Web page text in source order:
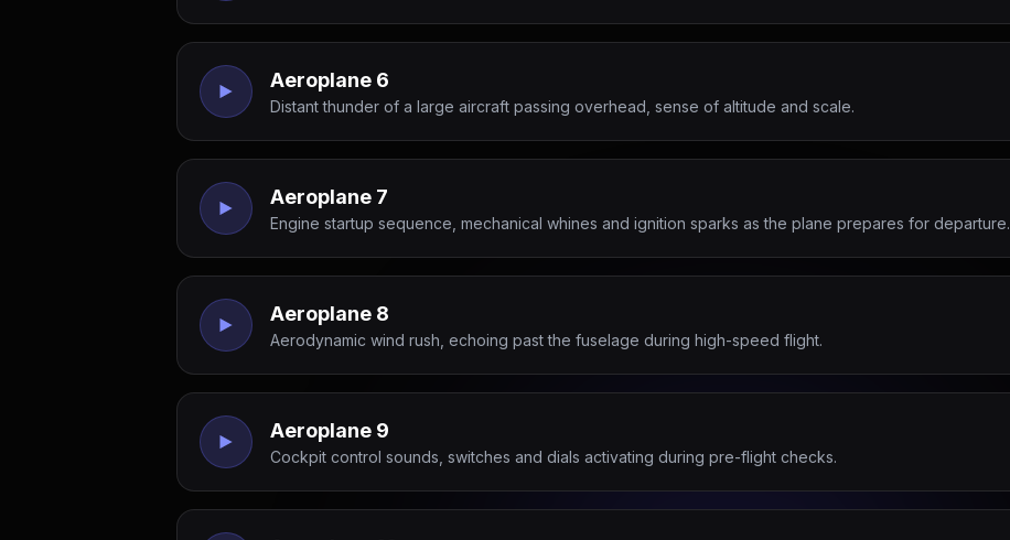
Aeroplane 6
Distant thunder of a large aircraft passing overhead, sense of altitude and scale.
Aeroplane 7
Engine startup sequence, mechanical whines and ignition sparks as the plane prepares for departure.
Aeroplane 8
Aerodynamic wind rush, echoing past the fuselage during high-speed flight.
Aeroplane 9
Cockpit control sounds, switches and dials activating during pre-flight checks.